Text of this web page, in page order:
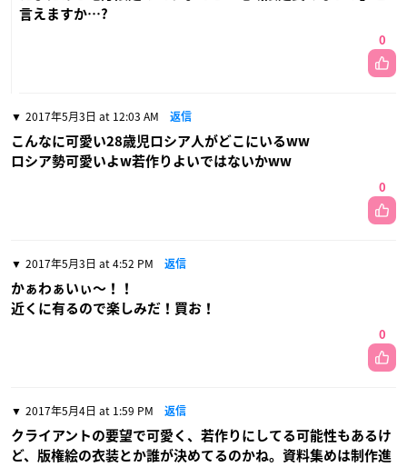
言えますか…?
0
2017年5月3日 at 12:03 AM 返信
こんなに可愛い28歳児ロシア人がどこにいるww
ロシア勢可愛いよw若作りよいではないかww
0
2017年5月3日 at 4:52 PM 返信
かぁわぁいぃ〜！！
近くに有るので楽しみだ！買お！
0
2017年5月4日 at 1:59 PM 返信
クライアントの要望で可愛く、若作りにしてる可能性もあるけ
ど、版権絵の衣装とか誰が決めてるのかね。資料集めは制作進